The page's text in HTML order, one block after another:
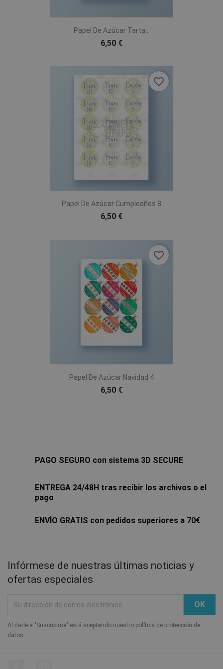
Papel De Azúcar Tarta...
6,50 €
Papel De Azúcar Cumpleaños 8
6,50 €
favorite_border
Papel De Azúcar Navidad 4
6,50 €
favorite_border
PAGO SEGURO con sistema 3D SECURE
ENTREGA 24/48H tras recibir los archivos o el
pago
ENVÍO GRATIS con pedidos superiores a 70€
Infórmese de nuestras últimas noticias y
ofertas especiales
Al darle a "Suscribirse" está aceptando nuestro política de protección de
datos.